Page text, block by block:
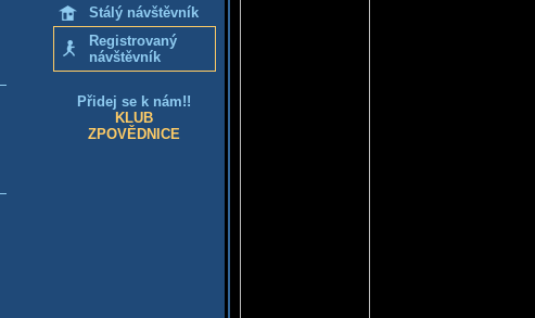
Stálý návštěvník
Registrovaný
návštěvník
Přidej se k nám!!
KLUB
ZPOVĚDNICE